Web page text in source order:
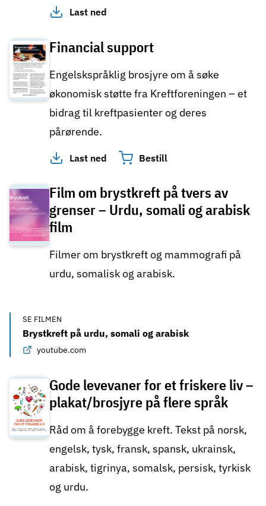
Last ned
Financial support
Engelskspråklig brosjyre om å søke
økonomisk støtte fra Kreftforeningen – et
bidrag til kreftpasienter og deres
pårørende.
Last ned Bestill
Film om brystkreft på tvers av
grenser – Urdu, somali og arabisk
film
Filmer om brystkreft og mammografi på
urdu, somalisk og arabisk.
SE FILMEN
Brystkreft på urdu, somali og arabisk
youtube.com
Gode levevaner for et friskere liv –
plakat/brosjyre på flere språk
Råd om å forebygge kreft. Tekst på norsk,
engelsk, tysk, fransk, spansk, ukrainsk,
arabisk, tigrinya, somalsk, persisk, tyrkisk
og urdu.